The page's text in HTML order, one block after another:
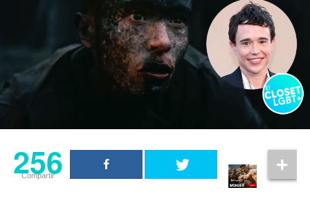
256
Compartir